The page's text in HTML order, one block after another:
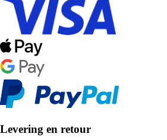
Levering en retour